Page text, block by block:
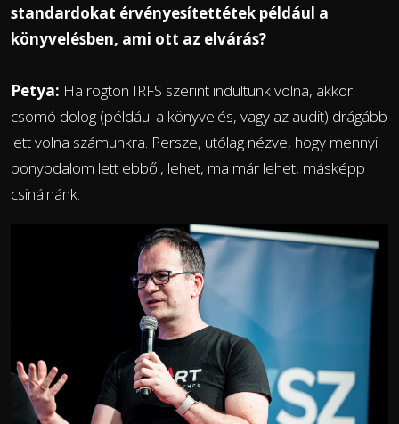
standardokat érvényesítettétek például a
könyvelésben, ami ott az elvárás?
Petya: Ha rögtön IRFS szerint indultunk volna, akkor
csomó dolog (például a könyvelés, vagy az audit) drágább
lett volna számunkra. Persze, utólag nézve, hogy mennyi
bonyodalom lett ebből, lehet, ma már lehet, másképp
csinálnánk.